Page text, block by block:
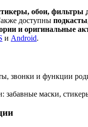
обои, фильтры
доступны
и оригинальные
и Android.
звонки и функции
забавные маски,